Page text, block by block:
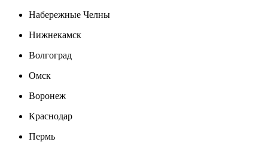
Набережные Челны
Нижнекамск
Волгоград
Омск
Воронеж
Краснодар
Пермь